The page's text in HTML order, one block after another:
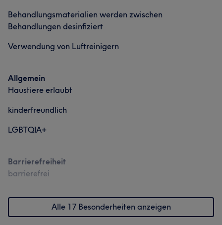
Behandlungsmaterialien werden zwischen
Behandlungen desinfiziert
Verwendung von Luftreinigern
Allgemein
Haustiere erlaubt
kinderfreundlich
LGBTQIA+
Barrierefreiheit
barrierefrei
Alle 17 Besonderheiten anzeigen